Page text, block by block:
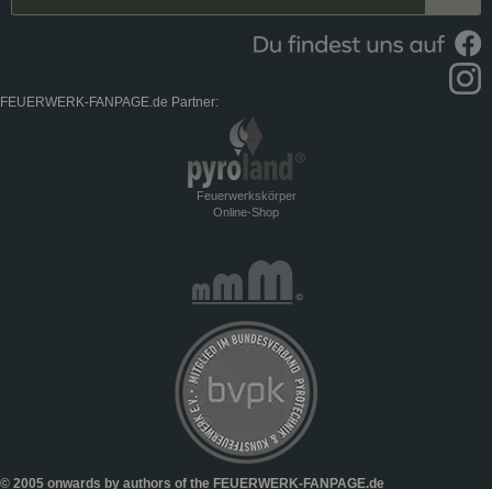
FEUERWERK-FANPAGE.de Partner:
Feuerwerkskörper
Online-Shop
© 2005 onwards by authors of the FEUERWERK-FANPAGE.de